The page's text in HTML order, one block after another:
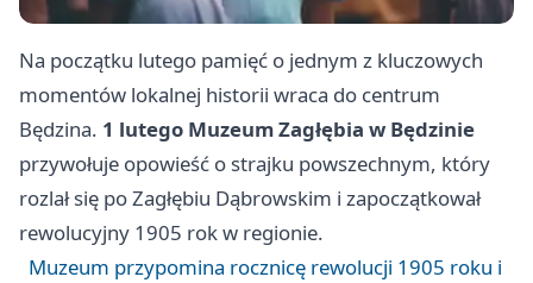
Na początku lutego pamięć o jednym z kluczowych
momentów lokalnej historii wraca do centrum
Będzina. 1 lutego Muzeum Zagłębia w Będzinie
przywołuje opowieść o strajku powszechnym, który
rozlał się po Zagłębiu Dąbrowskim i zapoczątkował
rewolucyjny 1905 rok w regionie.
Muzeum przypomina rocznicę rewolucji 1905 roku i